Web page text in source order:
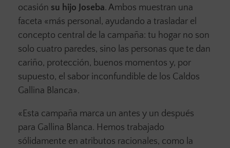
ocasión su hijo Joseba. Ambos muestran una
faceta «más personal, ayudando a trasladar el
concepto central de la campaña: tu hogar no son
solo cuatro paredes, sino las personas que te dan
cariño, protección, buenos momentos y, por
supuesto, el sabor inconfundible de los Caldos
Gallina Blanca».
«Esta campaña marca un antes y un después
para Gallina Blanca. Hemos trabajado
sólidamente en atributos racionales, como la